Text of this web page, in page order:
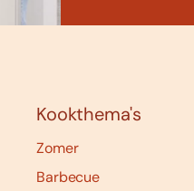
Kookthema's
Zomer
Barbecue